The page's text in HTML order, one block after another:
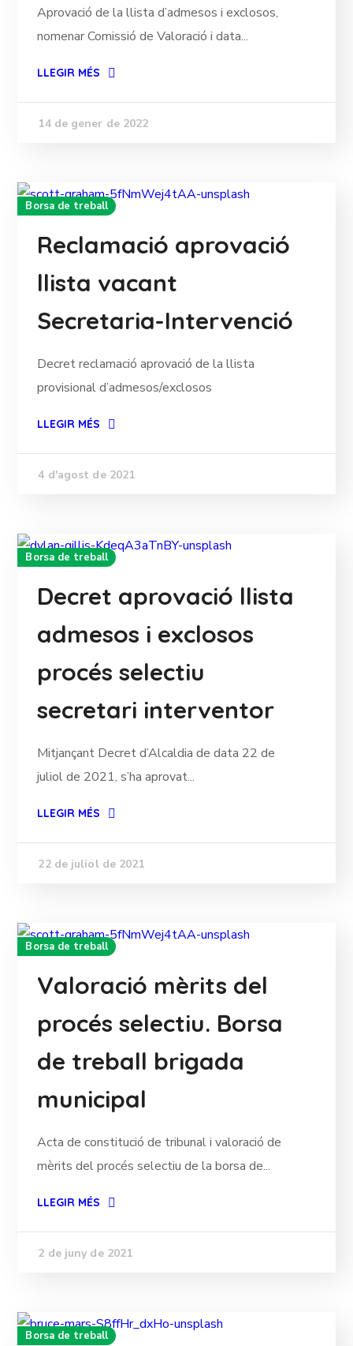
Aprovació de la llista d’admesos i exclosos,
nomenar Comissió de Valoració i data...
LLEGIR MÉS
14 de gener de 2022
Borsa de treball
Reclamació aprovació
llista vacant
Secretaria-Intervenció
Decret reclamació aprovació de la llista
provisional d’admesos/exclosos
LLEGIR MÉS
4 d'agost de 2021
Borsa de treball
Decret aprovació llista
admesos i exclosos
procés selectiu
secretari interventor
Mitjançant Decret d’Alcaldia de data 22 de
juliol de 2021, s’ha aprovat...
LLEGIR MÉS
22 de juliol de 2021
Borsa de treball
Valoració mèrits del
procés selectiu. Borsa
de treball brigada
municipal
Acta de constitució de tribunal i valoració de
mèrits del procés selectiu de la borsa de...
LLEGIR MÉS
2 de juny de 2021
Borsa de treball